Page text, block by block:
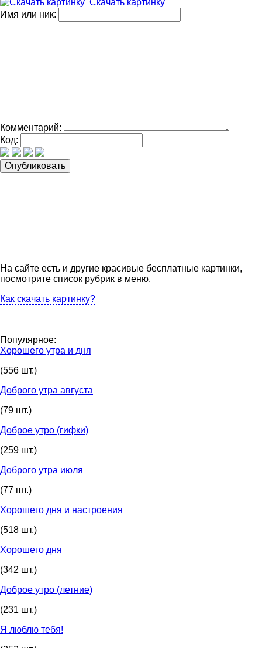
Имя или ник:
Комментарий:
Код:
На сайте есть и другие красивые бесплатные картинки,
посмотрите список рубрик в меню.
Как скачать картинку?
Популярное:
Хорошего утра и дня
(556 шт.)
Доброго утра августа
(79 шт.)
Доброе утро (гифки)
(259 шт.)
Доброго утра июля
(77 шт.)
Хорошего дня и настроения
(518 шт.)
Хорошего дня
(342 шт.)
Доброе утро (летние)
(231 шт.)
Я люблю тебя!